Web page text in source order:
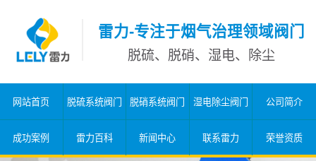
雷力-专注于烟气治理领域阀门
脱硫、脱硝、湿电、除尘
网站首页 脱硫系统阀门 脱硝系统阀门 湿电除尘阀门 公司简介
成功案例 雷力百科 新闻中心 联系雷力 荣誉资质